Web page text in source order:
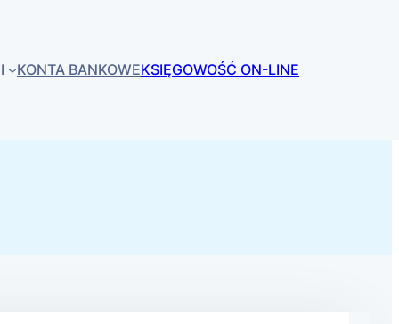
KONTA BANKOWEKSIĘGOWOŚĆ ON-LINE